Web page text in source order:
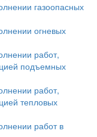
газоопасных
огневых
работ,
подъемных
работ,
тепловых
работ в